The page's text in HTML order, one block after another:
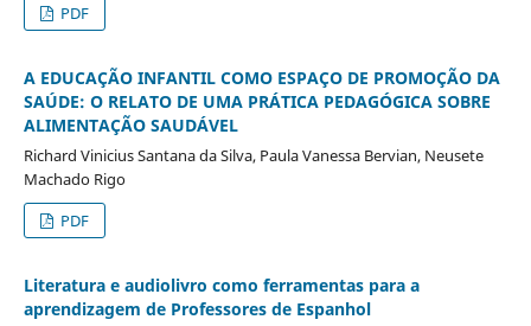
PDF
A EDUCAÇÃO INFANTIL COMO ESPAÇO DE PROMOÇÃO DA
SAÚDE: O RELATO DE UMA PRÁTICA PEDAGÓGICA SOBRE
ALIMENTAÇÃO SAUDÁVEL
Richard Vinicius Santana da Silva, Paula Vanessa Bervian, Neusete
Machado Rigo
PDF
Literatura e audiolivro como ferramentas para a
aprendizagem de Professores de Espanhol